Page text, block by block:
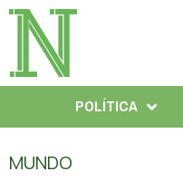
POLÍTICA
MUNDO